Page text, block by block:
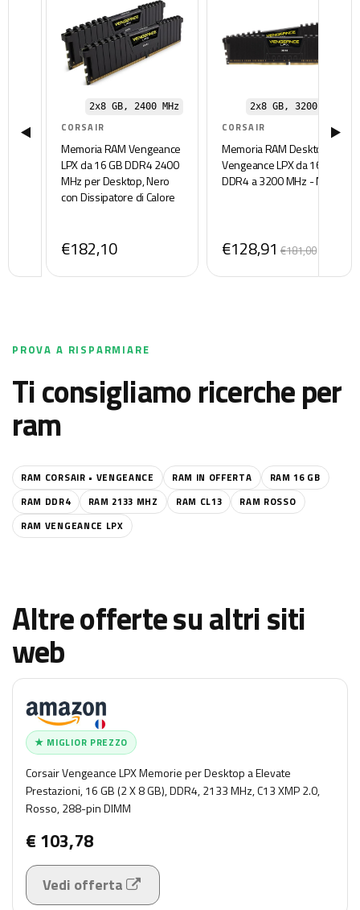
2x8 GB, 2400 MHz
CORSAIR
Memoria RAM Vengeance
LPX da 16 GB DDR4 2400
MHz per Desktop, Nero
con Dissipatore di Calore
€182,10
2x8 GB, 3200 MHz
CORSAIR
Memoria RAM Desktop
Vengeance LPX da 16 GB
DDR4 a 3200 MHz - Nero
€128,91 €181,00
PROVA A RISPARMIARE
Ti consigliamo ricerche per
ram
RAM CORSAIR • VENGEANCE RAM IN OFFERTA
RAM 16 GB
RAM DDR4
RAM 2133 MHZ RAM CL13
RAM ROSSO
RAM VENGEANCE LPX
Altre offerte su altri siti
web
★ MIGLIOR PREZZO
Corsair Vengeance LPX Memorie per Desktop a Elevate
Prestazioni, 16 GB (2 X 8 GB), DDR4, 2133 MHz, C13 XMP 2.0,
Rosso, 288-pin DIMM
€ 103,78
Vedi offerta